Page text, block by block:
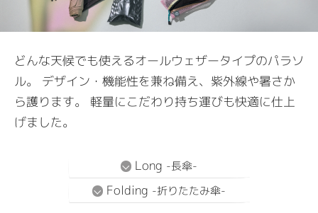
どんな天候でも使えるオールウェザータイプのパラソ
ル。
デザイン・機能性を兼ね備え、紫外線や暑さか
ら護ります。
軽量にこだわり持ち運びも快適に仕上
げました。
Long -長傘-
Folding -折りたたみ傘-